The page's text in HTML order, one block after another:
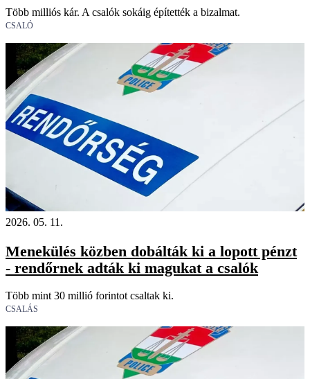
Több milliós kár. A csalók sokáig építették a bizalmat.
CSALÓ
2026. 05. 11.
Menekülés közben dobálták ki a lopott pénzt
- rendőrnek adták ki magukat a csalók
Több mint 30 millió forintot csaltak ki.
CSALÁS